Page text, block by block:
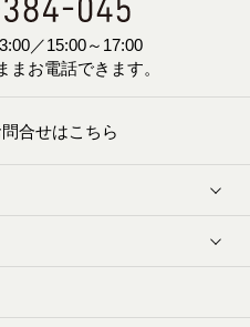
／15:00～17:00
お電話できます。
合せはこちら